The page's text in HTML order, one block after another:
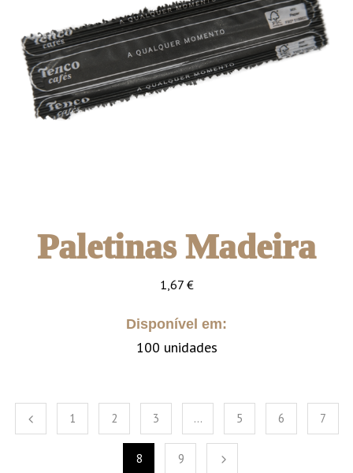
Paletinas Madeira
1,67 €
Disponível em:
100 unidades
1 2 3 … 5 6 7
8 9